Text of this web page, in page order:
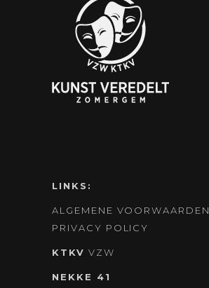
LINKS:
ALGEMENE VOORWAARDEN
PRIVACY POLICY
KTKV VZW
NEKKE 41